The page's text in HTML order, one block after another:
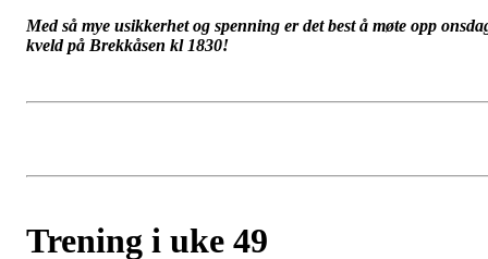
Med så mye usikkerhet og spenning er det best å møte opp
kveld på Brekkåsen kl 1830!
Trening i uke 49